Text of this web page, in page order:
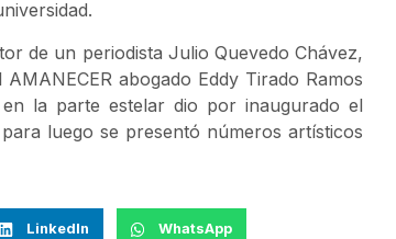
de un periodista Julio Quevedo Chávez,
abogado Eddy Tirado Ramos
la parte estelar dio por inaugurado el
luego se presentó números artísticos
LinkedIn WhatsApp